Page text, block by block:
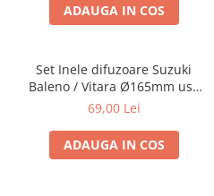
ADAUGA IN COS
Set Inele difuzoare Suzuki
Baleno / Vitara Ø165mm usa
fata, 271294-01
69,00 Lei
ADAUGA IN COS